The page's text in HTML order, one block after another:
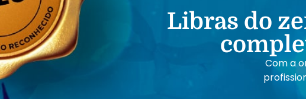
Libras do
Com a